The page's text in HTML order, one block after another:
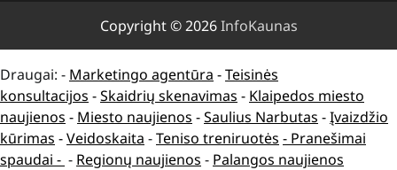
Copyright © 2026InfoKaunas
Draugai: - Marketingo agentūra -Teisinės
konsultacijos -Skaidrių skenavimas - Klaipedos miesto
naujienos - Miesto naujienos -Saulius Narbutas -Įvaizdžio
kūrimas -Veidoskaita -Teniso treniruotės - Pranešimai
spaudai - - Regionų naujienos - Palangos naujienos